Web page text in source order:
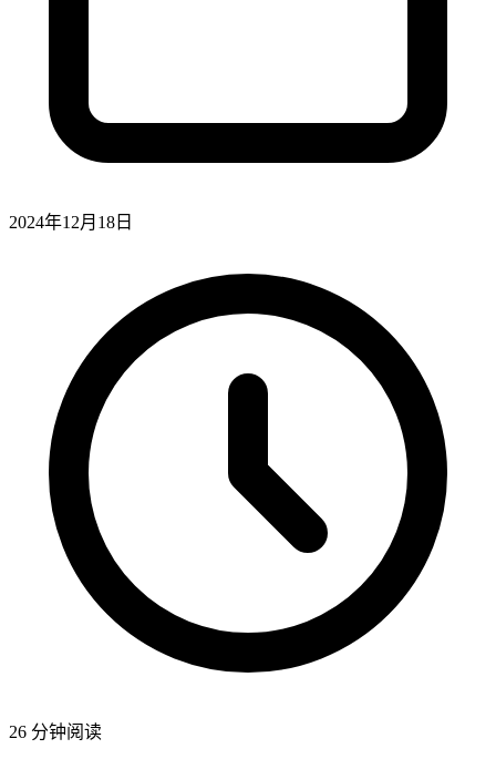
2024年12月18日
26 分钟阅读